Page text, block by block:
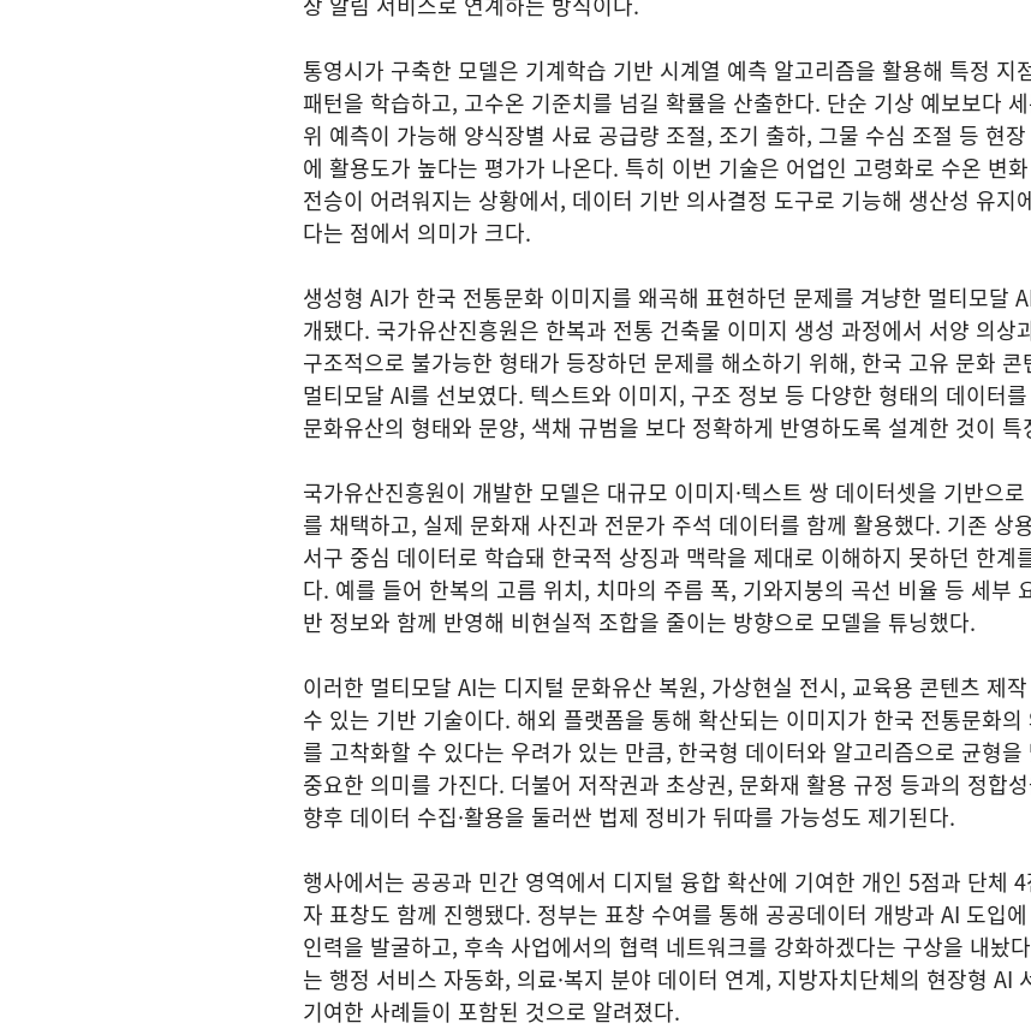
통영시가 구축한 모델은 기계학습 기반 시계열 예측 알고리즘을 활용해 특정 지
패턴을 학습하고, 고수온 기준치를 넘길 확률을 산출한다. 단순 기상 예보보다
위 예측이 가능해 양식장별 사료 공급량 조절, 조기 출하, 그물 수심 조절 등 현
에 활용도가 높다는 평가가 나온다. 특히 이번 기술은 어업인 고령화로 수온 변
전승이 어려워지는 상황에서, 데이터 기반 의사결정 도구로 기능해 생산성 유지
다는 점에서 의미가 크다.
생성형 AI가 한국 전통문화 이미지를 왜곡해 표현하던 문제를 겨냥한 멀티모달
개됐다. 국가유산진흥원은 한복과 전통 건축물 이미지 생성 과정에서 서양 의상
구조적으로 불가능한 형태가 등장하던 문제를 해소하기 위해, 한국 고유 문화 콘
멀티모달 AI를 선보였다. 텍스트와 이미지, 구조 정보 등 다양한 형태의 데이터
문화유산의 형태와 문양, 색채 규범을 보다 정확하게 반영하도록 설계한 것이 특
국가유산진흥원이 개발한 모델은 대규모 이미지·텍스트 쌍 데이터셋을 기반으
를 채택하고, 실제 문화재 사진과 전문가 주석 데이터를 함께 활용했다. 기존 상
서구 중심 데이터로 학습돼 한국적 상징과 맥락을 제대로 이해하지 못하던 한계
다. 예를 들어 한복의 고름 위치, 치마의 주름 폭, 기와지붕의 곡선 비율 등 세부
반 정보와 함께 반영해 비현실적 조합을 줄이는 방향으로 모델을 튜닝했다.
이러한 멀티모달 AI는 디지털 문화유산 복원, 가상현실 전시, 교육용 콘텐츠 제
수 있는 기반 기술이다. 해외 플랫폼을 통해 확산되는 이미지가 한국 전통문화의
를 고착화할 수 있다는 우려가 있는 만큼, 한국형 데이터와 알고리즘으로 균형을
중요한 의미를 가진다. 더불어 저작권과 초상권, 문화재 활용 규정 등과의 정합
향후 데이터 수집·활용을 둘러싼 법제 정비가 뒤따를 가능성도 제기된다.
행사에서는 공공과 민간 영역에서 디지털 융합 확산에 기여한 개인 5점과 단체
자 표창도 함께 진행됐다. 정부는 표창 수여를 통해 공공데이터 개방과 AI 도입
인력을 발굴하고, 후속 사업에서의 협력 네트워크를 강화하겠다는 구상을 내놨
는 행정 서비스 자동화, 의료·복지 분야 데이터 연계, 지방자치단체의 현장형 AI
기여한 사례들이 포함된 것으로 알려졌다.